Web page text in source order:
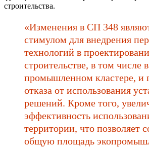
строительства.
«Изменения в СП 348
стимулом для внедрения
технологий в
строительстве, в том числе в
промышленном кластере, и
отказа от использования
решений. Кроме того,
эффективность
территории, что позволяет
общую площадь